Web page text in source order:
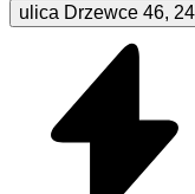
ulica Drzewce 46,